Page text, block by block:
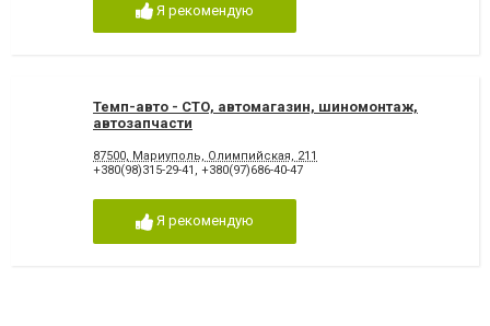
Я рекомендую
Темп-авто - СТО, автомагазин, шиномонтаж,
автозапчасти
87500, Мариуполь, Олимпийская, 211
+380(98)315-29-41 , +380(97)686-40-47
Я рекомендую